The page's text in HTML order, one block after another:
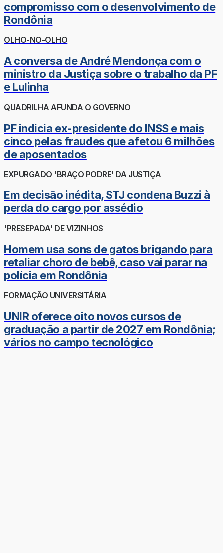
compromisso com o desenvolvimento de
Rondônia
OLHO-NO-OLHO
A conversa de André Mendonça com o
ministro da Justiça sobre o trabalho da PF
e Lulinha
QUADRILHA AFUNDA O GOVERNO
PF indicia ex-presidente do INSS e mais
cinco pelas fraudes que afetou 6 milhões
de aposentados
EXPURGADO 'BRAÇO PODRE' DA JUSTIÇA
Em decisão inédita, STJ condena Buzzi à
perda do cargo por assédio
'PRESEPADA' DE VIZINHOS
Homem usa sons de gatos brigando para
retaliar choro de bebê, caso vai parar na
polícia em Rondônia
FORMAÇÃO UNIVERSITÁRIA
UNIR oferece oito novos cursos de
graduação a partir de 2027 em Rondônia;
vários no campo tecnológico